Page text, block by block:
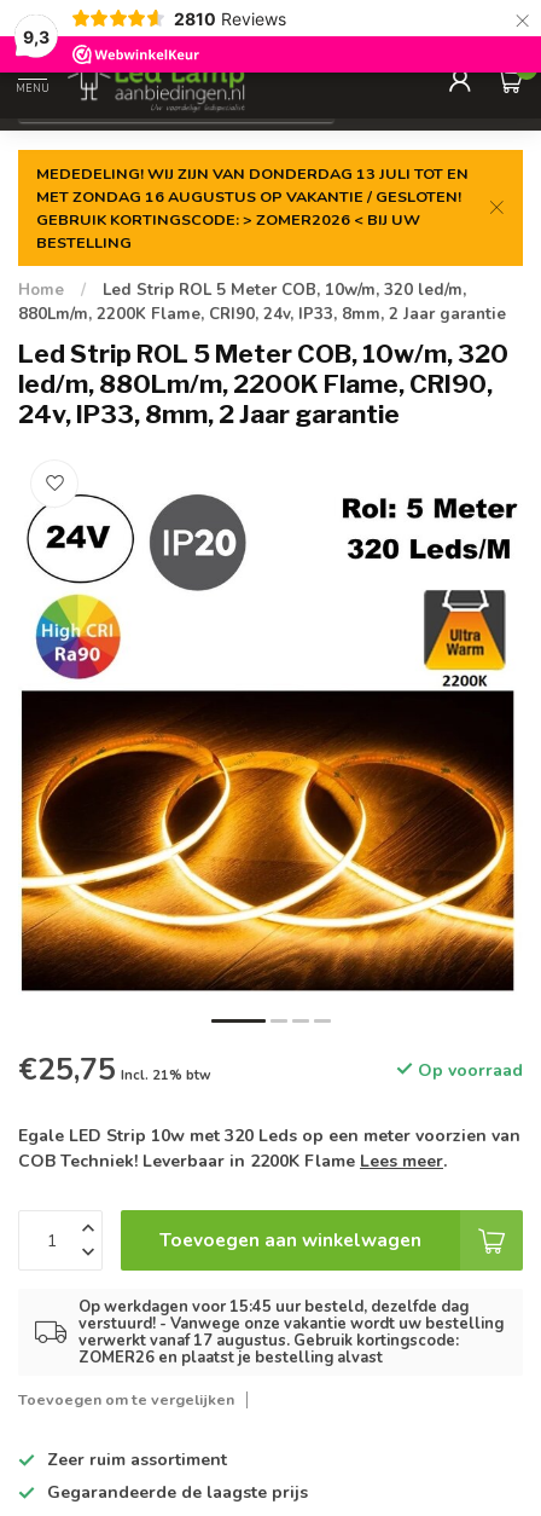
9,3
2810 Reviews ×
Gegarandeerde delaagste prijs
MENU
0
MEDEDELING! WIJ ZIJN VAN DONDERDAG 13 JULI TOT EN
MET ZONDAG 16 AUGUSTUS OP VAKANTIE / GESLOTEN!
GEBRUIK KORTINGSCODE: > ZOMER2026 < BIJ UW
BESTELLING
Home /
Led Strip ROL 5 Meter COB, 10w/m, 320 led/m,
880Lm/m, 2200K Flame, CRI90, 24v, IP33, 8mm, 2 Jaar garantie
Led Strip ROL 5 Meter COB, 10w/m, 320
led/m, 880Lm/m, 2200K Flame, CRI90,
24v, IP33, 8mm, 2 Jaar garantie
€25,75 Incl. 21% btw Op voorraad
Egale LED Strip 10w met 320 Leds op een meter voorzien van
COB Techniek! Leverbaar in 2200K Flame Lees meer.
Toevoegen aan winkelwagen
Op werkdagen voor 15:45 uur besteld, dezelfde dag
verstuurd! - Vanwege onze vakantie wordt uw bestelling
verwerkt vanaf 17 augustus. Gebruik kortingscode:
ZOMER26 en plaatst je bestelling alvast
Toevoegen om te vergelijken
Zeer ruim assortiment
Gegarandeerde de laagste prijs